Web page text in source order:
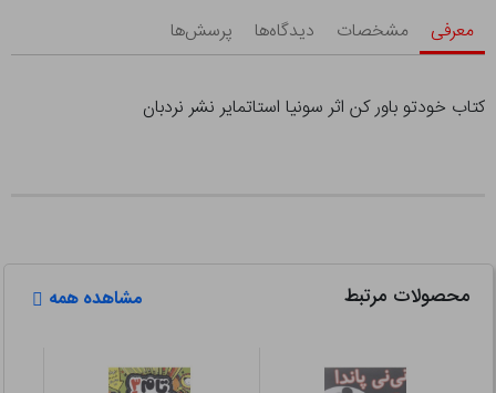
معرفی مشخصات دیدگاه‌ها پرسش‌ها
کتاب خودتو باور کن اثر سونیا استاتمایر نشر نردبان
محصولات مرتبط مشاهده همه